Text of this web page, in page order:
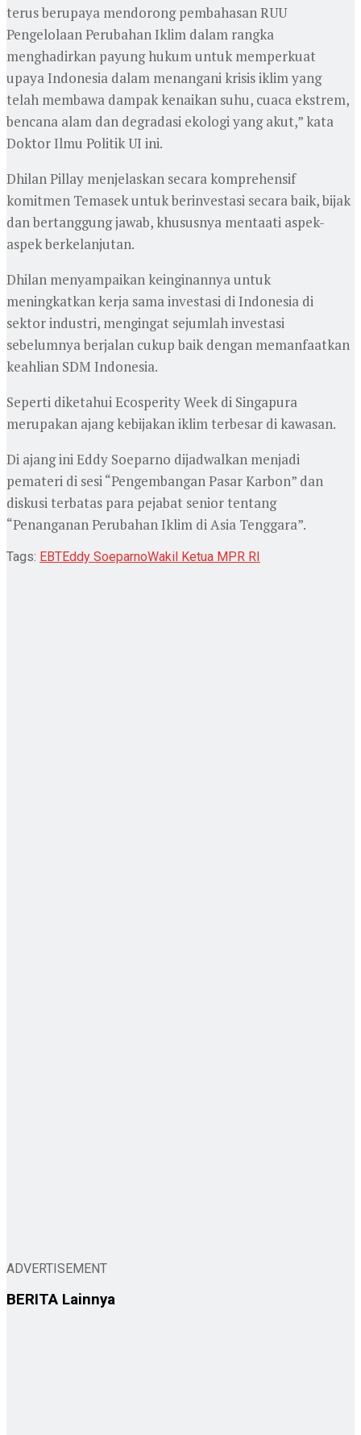
terus berupaya mendorong pembahasan RUU
Pengelolaan Perubahan Iklim dalam rangka
menghadirkan payung hukum untuk memperkuat
upaya Indonesia dalam menangani krisis iklim yang
telah membawa dampak kenaikan suhu, cuaca ekstrem,
bencana alam dan degradasi ekologi yang akut,” kata
Doktor Ilmu Politik UI ini.
Dhilan Pillay menjelaskan secara komprehensif
komitmen Temasek untuk berinvestasi secara baik, bijak
dan bertanggung jawab, khususnya mentaati aspek-
aspek berkelanjutan.
Dhilan menyampaikan keinginannya untuk
meningkatkan kerja sama investasi di Indonesia di
sektor industri, mengingat sejumlah investasi
sebelumnya berjalan cukup baik dengan memanfaatkan
keahlian SDM Indonesia.
Seperti diketahui Ecosperity Week di Singapura
merupakan ajang kebijakan iklim terbesar di kawasan.
Di ajang ini Eddy Soeparno dijadwalkan menjadi
pemateri di sesi “Pengembangan Pasar Karbon” dan
diskusi terbatas para pejabat senior tentang
“Penanganan Perubahan Iklim di Asia Tenggara”.
Tags: EBTEddy SoeparnoWakil Ketua MPR RI
ADVERTISEMENT
BERITA Lainnya